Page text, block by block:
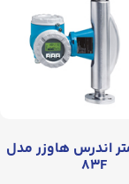
اندرس هاوزر مدل
۸۳F